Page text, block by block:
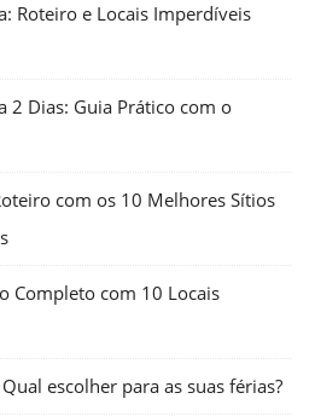
Roteiro e Locais Imperdíveis
2 Dias: Guia Prático com o
com os 10 Melhores Sítios
Completo com 10 Locais
escolher para as suas férias?